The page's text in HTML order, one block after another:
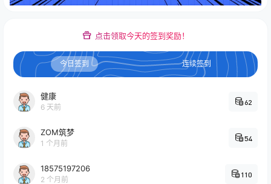
点击领取今天的签到奖励！
今日签到 连续签到
健康
6 天前
62
ZOM筑梦
1 个月前
54
18575197206
2 个月前
110